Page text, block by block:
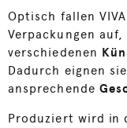
Optisch fallen
Verpackungen
verschiedenen
Dadurch eignen
ansprechende
Produziert wird in